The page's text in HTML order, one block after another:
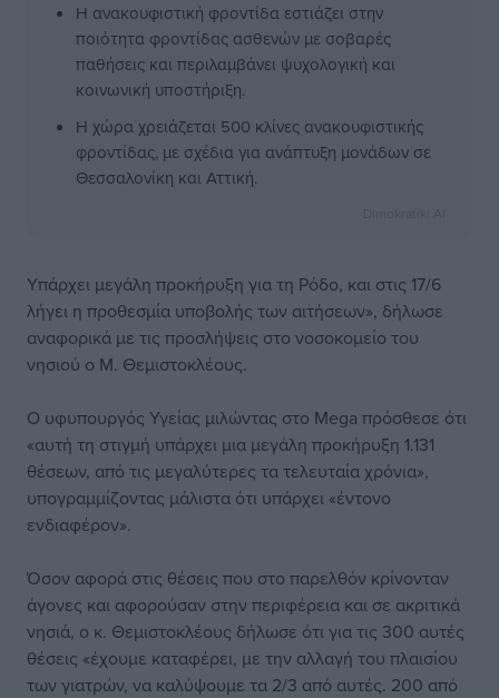
Η ανακουφιστική φροντίδα εστιάζει στην
ποιότητα φροντίδας ασθενών με σοβαρές
παθήσεις και περιλαμβάνει ψυχολογική και
κοινωνική υποστήριξη.
Η χώρα χρειάζεται 500 κλίνες ανακουφιστικής
φροντίδας, με σχέδια για ανάπτυξη μονάδων σε
Θεσσαλονίκη και Αττική.
Υπάρχει μεγάλη προκήρυξη για τη Ρόδο, και στις 17/6
λήγει η προθεσμία υποβολής των αιτήσεων», δήλωσε
αναφορικά με τις προσλήψεις στο νοσοκομείο του
νησιού ο Μ. Θεμιστοκλέους.
Ο υφυπουργός Υγείας μιλώντας στο Mega πρόσθεσε ότι
«αυτή τη στιγμή υπάρχει μια μεγάλη προκήρυξη 1.131
θέσεων, από τις μεγαλύτερες τα τελευταία χρόνια»,
υπογραμμίζοντας μάλιστα ότι υπάρχει «έντονο
ενδιαφέρον».
Όσον αφορά στις θέσεις που στο παρελθόν κρίνονταν
άγονες και αφορούσαν στην περιφέρεια και σε ακριτικά
νησιά, ο κ. Θεμιστοκλέους δήλωσε ότι για τις 300 αυτές
θέσεις «έχουμε καταφέρει, με την αλλαγή του πλαισίου
των γιατρών, να καλύψουμε τα 2/3 από αυτές. 200 από